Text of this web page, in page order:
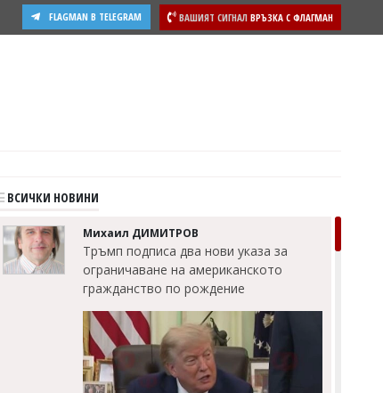
ВАШИЯТ СИГНАЛ ВРЪЗКА С ФЛАГМАН
FLAGMAN В TELEGRAM
ВСИЧКИ НОВИНИ
Михаил ДИМИТРОВ
Тръмп подписа два нови указа за
ограничаване на американското
гражданство по рождение